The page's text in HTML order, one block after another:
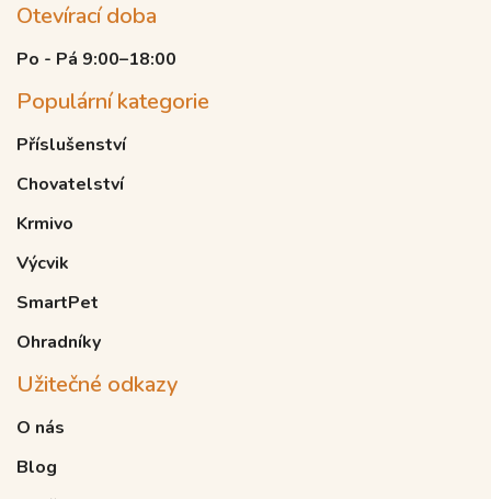
Otevírací doba
Po - Pá 9:00–18:00
Populární kategorie
Příslušenství
Chovatelství
Krmivo
Výcvik
SmartPet
Ohradníky
Užitečné odkazy
O nás
Blog